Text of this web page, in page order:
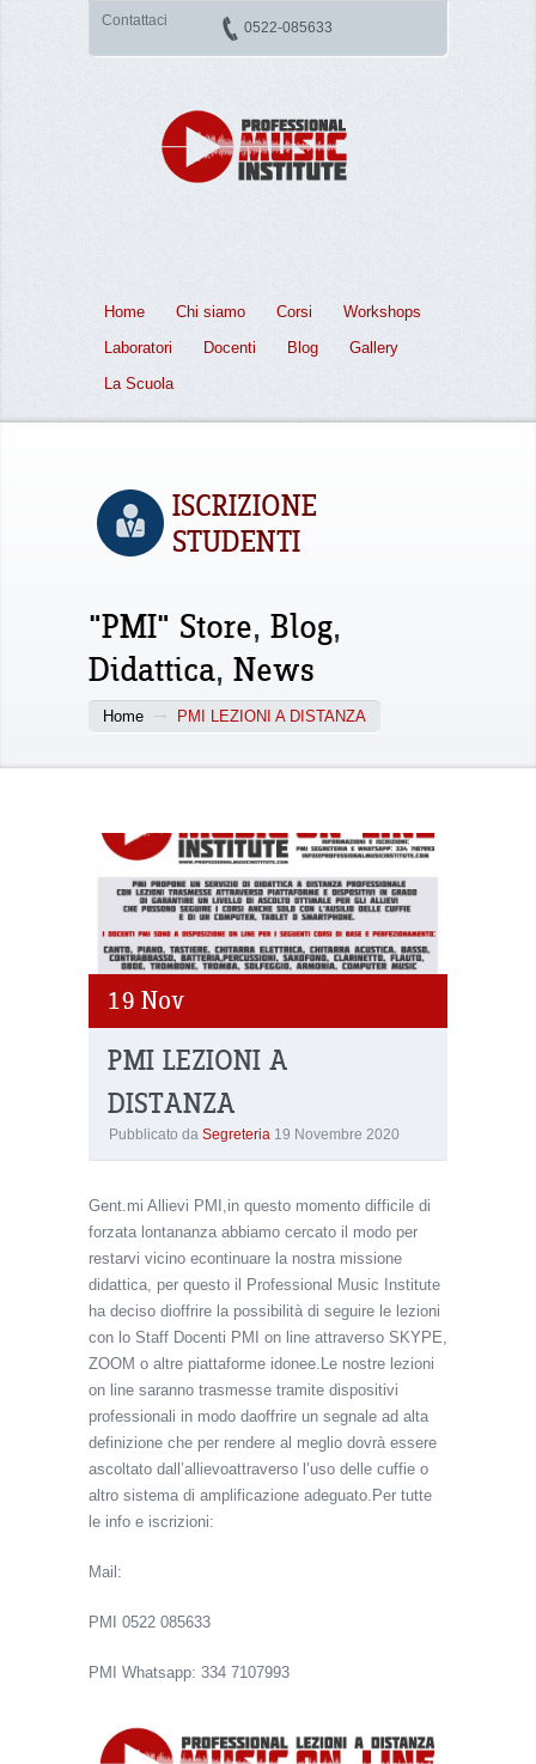
Contattaci 0522-085633
Home Chi siamo Corsi
Workshops
Laboratori
Docenti Blog
Gallery
La Scuola
ISCRIZIONE
STUDENTI
"PMI" Store, Blog,
Didattica, News
Home PMI LEZIONI A DISTANZA
19 Nov
PMI LEZIONI A
DISTANZA
Pubblicato da Segreteria 19 Novembre 2020
Gent.mi Allievi PMI,in questo momento difficile di
forzata lontananza abbiamo cercato il modo per
restarvi vicino econtinuare la nostra missione
didattica, per questo il Professional Music Institute
ha deciso dioffrire la possibilità di seguire le lezioni
con lo Staff Docenti PMI on line attraverso SKYPE,
ZOOM o altre piattaforme idonee.Le nostre lezioni
on line saranno trasmesse tramite dispositivi
professionali in modo daoffrire un segnale ad alta
definizione che per rendere al meglio dovrà essere
ascoltato dall’allievoattraverso l’uso delle cuffie o
altro sistema di amplificazione adeguato.Per tutte
le info e iscrizioni:
Mail:
PMI 0522 085633
PMI Whatsapp: 334 7107993